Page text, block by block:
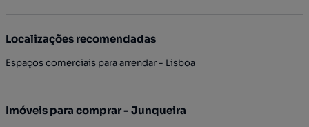
Localizações recomendadas
Espaços comerciais para arrendar - Lisboa
Imóveis para comprar - Junqueira